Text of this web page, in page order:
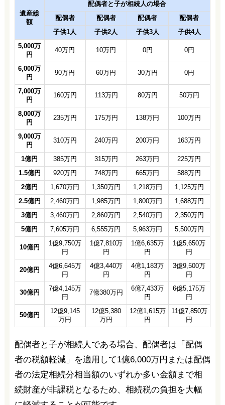
遺産総
額
配偶者と子が相続人の場合
配偶者
配偶者 配偶者
配偶者
子供1人
子供2人 子供3人
子供4人
5,000万
円
40万円 10万円 0円 0円
6,000万
円
90万円 60万円 30万円 0円
7,000万
円
160万円 113万円 80万円 50万円
8,000万
円
235万円 175万円 138万円 100万円
9,000万
円
310万円 240万円 200万円 163万円
1億円 385万円 315万円 263万円
225万円
1.5億円
920万円 748万円 665万円
588万円
2億円
1,670万円 1,350万円 1,218万円
1,125万円
2.5億円
2,460万円 1,985万円 1,800万円
1,688万円
3億円
3,460万円 2,860万円 2,540万円
2,350万円
5億円
7,605万円 6,555万円 5,963万円 5,500万円
10億円
1億9,750万
円
1億7,810万
円
1億6,635万
円
1億5,650万
円
20億円
4億6,645万
円
4億3,440万
円
4億1,183万
円
3億9,500万
円
30億円
7億4,145万
円
7億380万円
6億7,433万
円
6億5,175万
円
50億円
12億9,145
万円
12億5,380
万円
12億1,615万
円
11億7,850万
円
配偶者と子が相続人である場合、配偶者は「配偶
者の税額軽減」を適用して1億6,000万円または配偶
者の法定相続分相当額のいずれか多い金額まで相
続財産が非課税となるため、相続税の負担を大幅